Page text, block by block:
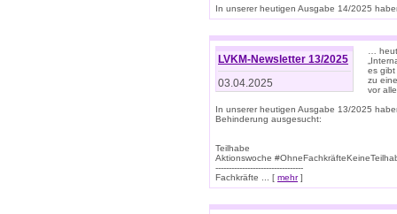
In unserer heutigen Ausgabe 14/2025
LVKM-Newsletter 13/2025
03.04.2025
…
es gibt
zu
vor
In unserer heutigen Ausgabe 13/2025
Behinderung ausgesucht:
Teilhabe
Aktionswoche
---------------------------------
Fachkräfte ... [ mehr]